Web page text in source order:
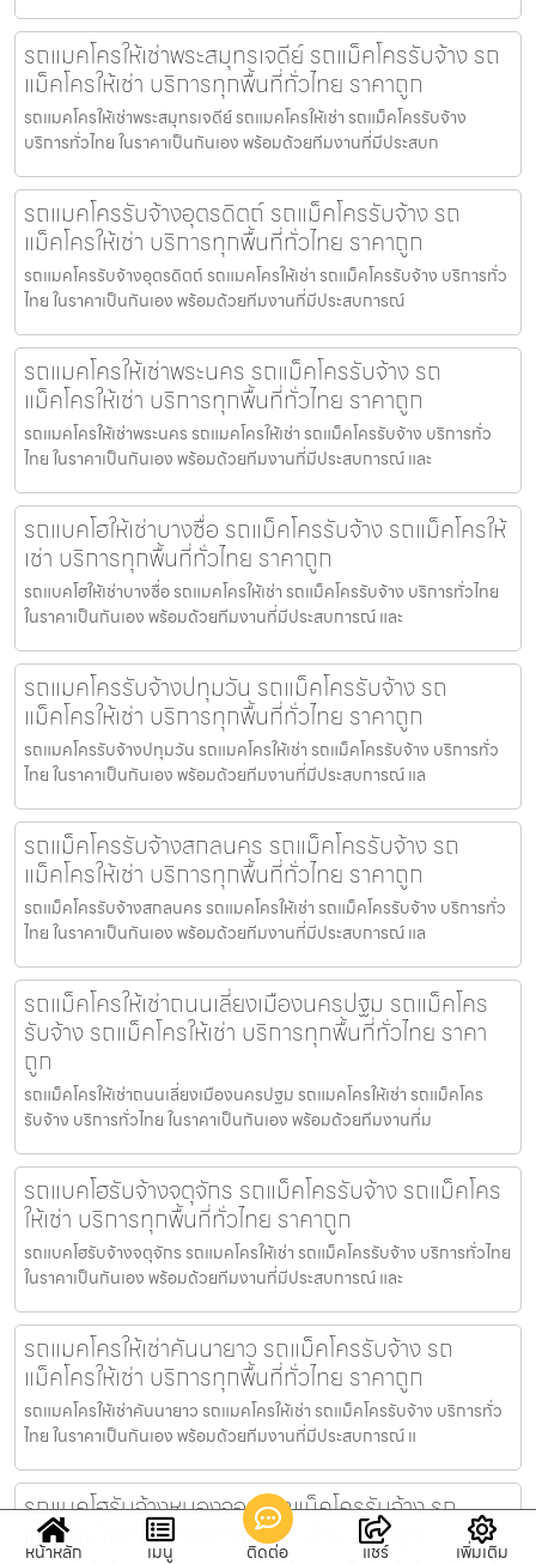
รถแมคโครให้เช่าพระสมุทรเจดีย์ รถแม็คโครรับจ้าง รถ
แม็คโครให้เช่า บริการทุกพื้นที่ทั่วไทย ราคาถูก
รถแมคโครให้เช่าพระสมุทรเจดีย์ รถแมคโครให้เช่า รถแม็คโครรับจ้าง
บริการทั่วไทย ในราคาเป็นกันเอง พร้อมด้วยทีมงานที่มีประสบก
รถแมคโครรับจ้างอุตรดิตถ์ รถแม็คโครรับจ้าง รถ
แม็คโครให้เช่า บริการทุกพื้นที่ทั่วไทย ราคาถูก
รถแมคโครรับจ้างอุตรดิตถ์ รถแมคโครให้เช่า รถแม็คโครรับจ้าง บริการทั่ว
ไทย ในราคาเป็นกันเอง พร้อมด้วยทีมงานที่มีประสบการณ์
รถแมคโครให้เช่าพระนคร รถแม็คโครรับจ้าง รถ
แม็คโครให้เช่า บริการทุกพื้นที่ทั่วไทย ราคาถูก
รถแมคโครให้เช่าพระนคร รถแมคโครให้เช่า รถแม็คโครรับจ้าง บริการทั่ว
ไทย ในราคาเป็นกันเอง พร้อมด้วยทีมงานที่มีประสบการณ์ และ
รถแบคโฮให้เช่าบางซื่อ รถแม็คโครรับจ้าง รถแม็คโครให้
เช่า บริการทุกพื้นที่ทั่วไทย ราคาถูก
รถแบคโฮให้เช่าบางซื่อ รถแมคโครให้เช่า รถแม็คโครรับจ้าง บริการทั่วไทย
ในราคาเป็นกันเอง พร้อมด้วยทีมงานที่มีประสบการณ์ และ
รถแมคโครรับจ้างปทุมวัน รถแม็คโครรับจ้าง รถ
แม็คโครให้เช่า บริการทุกพื้นที่ทั่วไทย ราคาถูก
รถแมคโครรับจ้างปทุมวัน รถแมคโครให้เช่า รถแม็คโครรับจ้าง บริการทั่ว
ไทย ในราคาเป็นกันเอง พร้อมด้วยทีมงานที่มีประสบการณ์ แล
รถแม็คโครรับจ้างสกลนคร รถแม็คโครรับจ้าง รถ
แม็คโครให้เช่า บริการทุกพื้นที่ทั่วไทย ราคาถูก
รถแม็คโครรับจ้างสกลนคร รถแมคโครให้เช่า รถแม็คโครรับจ้าง บริการทั่ว
ไทย ในราคาเป็นกันเอง พร้อมด้วยทีมงานที่มีประสบการณ์ แล
รถแม็คโครให้เช่าถนนเลี่ยงเมืองนครปฐม รถแม็คโคร
รับจ้าง รถแม็คโครให้เช่า บริการทุกพื้นที่ทั่วไทย ราคา
ถูก
รถแม็คโครให้เช่าถนนเลี่ยงเมืองนครปฐม รถแมคโครให้เช่า รถแม็คโคร
รับจ้าง บริการทั่วไทย ในราคาเป็นกันเอง พร้อมด้วยทีมงานที่ม
รถแบคโฮรับจ้างจตุจักร รถแม็คโครรับจ้าง รถแม็คโคร
ให้เช่า บริการทุกพื้นที่ทั่วไทย ราคาถูก
รถแบคโฮรับจ้างจตุจักร รถแมคโครให้เช่า รถแม็คโครรับจ้าง บริการทั่วไทย
ในราคาเป็นกันเอง พร้อมด้วยทีมงานที่มีประสบการณ์ และ
รถแมคโครให้เช่าคันนายาว รถแม็คโครรับจ้าง รถ
แม็คโครให้เช่า บริการทุกพื้นที่ทั่วไทย ราคาถูก
รถแมคโครให้เช่าคันนายาว รถแมคโครให้เช่า รถแม็คโครรับจ้าง บริการทั่ว
ไทย ในราคาเป็นกันเอง พร้อมด้วยทีมงานที่มีประสบการณ์ แ
รถแบคโฮรับจ้างหนองจอก รถแม็คโครรับจ้าง รถ
แม็คโครให้เช่า บริการทุกพื้นที่ทั่วไทย ราคาถูก
หน้าหลัก เมนู ติดต่อ แชร์ เพิ่มเติม